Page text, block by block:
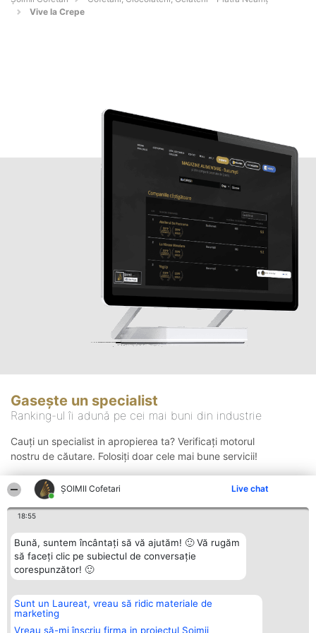
ȘOIMII Cofetari Live chat
18:55
Bună, suntem încântați să vă ajutăm! 🙂 Vă rugăm
să faceți clic pe subiectul de conversație
corespunzător! 🙂
Sunt un Laureat, vreau să ridic materiale de
marketing
Vreau să-mi înscriu firma in proiectul Șoimii
Vive la Crepe
Gasește un specialist
Ranking-ul îi adună pe cei mai buni din industrie
Cauți un specialist in apropierea ta? Verificați motorul
nostru de căutare. Folosiți doar cele mai bune servicii!
Organizator Ranking
BRIGHT SOLUTIONS BR SRL
Aleea Timisul De Sus 2 Bl. A30
Plebiscyt
Lista Tuturor
Contact